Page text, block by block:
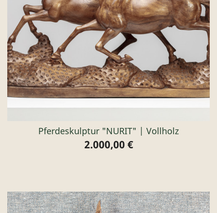
Pferdeskulptur "NURIT" | Vollholz
Preis
2.000,00 €